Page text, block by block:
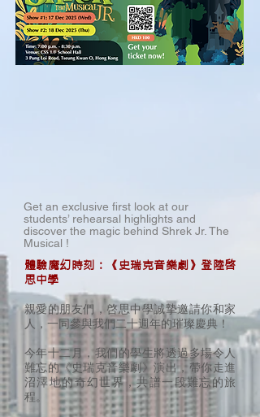
Get an exclusive first look at our
students’ rehearsal highlights and
discover the magic behind Shrek Jr. The
Musical !
體驗魔幻時刻：《史瑞克音樂劇》登陸啓
思中學
親愛的朋友們，啓思中學誠摯邀請你和家
人，一同參與我們二十週年的璀璨慶典！
今年十二月，我們的學生將透過多場令人
難忘的《史瑞克音樂劇》演出，帶你走進
沼澤地的奇幻世界，共譜一段難忘的旅
程。